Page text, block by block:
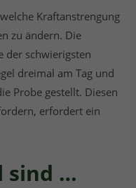
Kraftanstrengung
zu ändern. Die
der schwierigsten
dreimal am Tag und
Probe gestellt. Diesen
erfordert ein
sind …